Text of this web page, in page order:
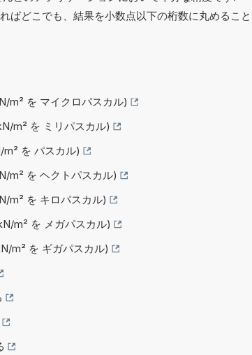
ばどこでも、結果を小数点以下の桁数に丸めること
m² を マイクロパスカル)
m² を ミリパスカル)
を パスカル)
m² を ヘクトパスカル)
m² を キロパスカル)
m² を メガパスカル)
m² を ギガパスカル)